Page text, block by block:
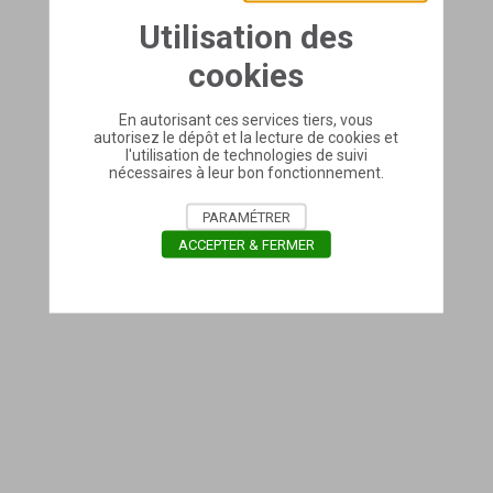
Utilisation des
cookies
En autorisant ces services tiers, vous
autorisez le dépôt et la lecture de cookies et
l'utilisation de technologies de suivi
nécessaires à leur bon fonctionnement.
PARAMÉTRER
ACCEPTER & FERMER